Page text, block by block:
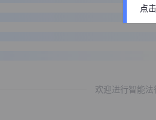
欢迎进行智能法
点